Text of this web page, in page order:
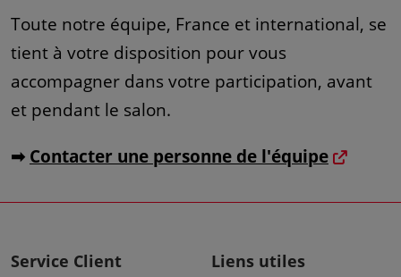
Toute notre équipe, France et international, se
tient à votre disposition pour vous
accompagner dans votre participation, avant
et pendant le salon.
➡ Contacter une personne de l'équipe
Service Client Liens utiles